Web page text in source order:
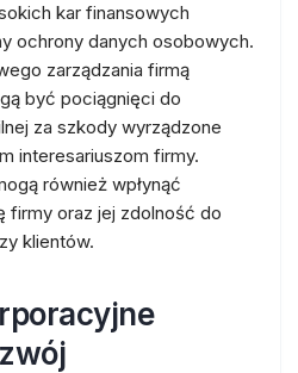
kar finansowych
ochrony danych osobowych.
zarządzania firmą
być pociągnięci do
za szkody wyrządzone
interesariuszom firmy.
również wpłynąć
firmy oraz jej zdolność do
klientów.